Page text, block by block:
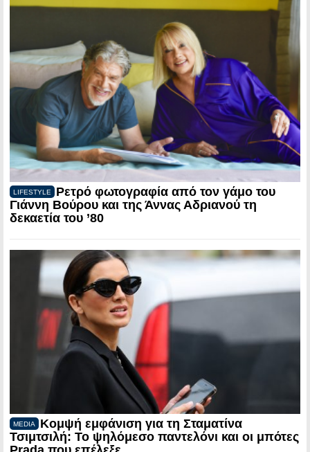
LIFESTYLE
Ρετρό φωτογραφία από τον γάμο του
Γιάννη Βούρου και της Άννας Αδριανού τη
δεκαετία του ’80
MEDIA
Κομψή εμφάνιση για τη Σταματίνα
Τσιμτσιλή: Το ψηλόμεσο παντελόνι και οι μπότες